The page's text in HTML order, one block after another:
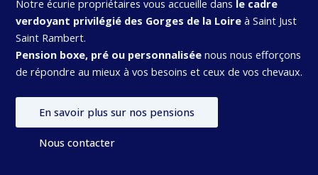
Notre écurie propriétaires vous accueille dans le cadre
verdoyant privilégié des Gorges de la Loireà Saint Just
Saint Rambert.
Pension boxe, pré ou personnaliséenous nous efforçons
de répondre au mieux à vos besoins et ceux de vos chevaux.
En savoir plus sur nos pensions
Nous contacter